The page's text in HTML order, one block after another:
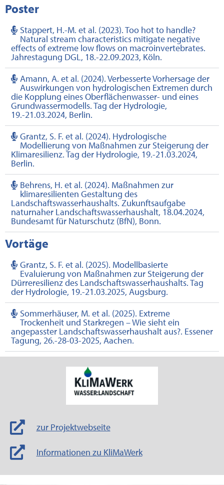
Poster
Stappert, H.-M. et al. (2023). Too hot to handle?
Natural stream characteristics mitigate negative
effects of extreme low flows on macroinvertebrates.
Jahrestagung DGL, 18.-22.09.2023, Köln.
Amann, A. et al. (2024). Verbesserte Vorhersage der
Auswirkungen von hydrologischen Extremen durch
die Kopplung eines Oberflächenwasser- und eines
Grundwassermodells. Tag der Hydrologie,
19.-21.03.2024, Berlin.
Grantz, S. F. et al. (2024). Hydrologische
Modellierung von Maßnahmen zur Steigerung der
Klimaresilienz. Tag der Hydrologie, 19.-21.03.2024,
Berlin.
Behrens, H. et al. (2024). Maßnahmen zur
klimaresilienten Gestaltung des
Landschaftswasserhaushalts. Zukunftsaufgabe
naturnaher Landschaftswasserhaushalt, 18.04.2024,
Bundesamt für Naturschutz (BfN), Bonn.
Vortäge
Grantz, S. F. et al. (2025). Modellbasierte
Evaluierung von Maßnahmen zur Steigerung der
Dürreresilienz des Landschaftswasserhaushalts. Tag
der Hydrologie, 19.-21.03.2025, Augsburg.
Sommerhäuser, M. et al. (2025). Extreme
Trockenheit und Starkregen – Wie sieht ein
angepasster Landschaftswasserhaushalt aus?. Essener
Tagung, 26.-28-03-2025, Aachen.
zur Projektwebseite
Informationen zu KliMaWerk